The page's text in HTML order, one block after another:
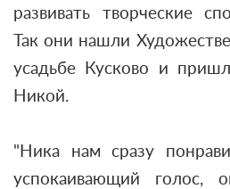
развивать творческие
Так они нашли
усадьбе Кусково и
Никой.
"Ника нам сразу
успокаивающий голос,